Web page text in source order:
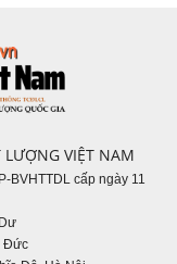
LƯỢNG VIỆT NAM
BVHTTDL cấp ngày 11
Đức